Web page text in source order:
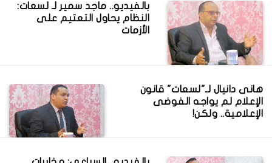
بالفيديو.. ماجد سمير لـ لسعات:
النظام يحاول التعتيم على
الأزمات
هانى دانيال لـ"لسعات" قانون
الإعلام لم يواجه الفوضى
الإعلامية.. ولكن!